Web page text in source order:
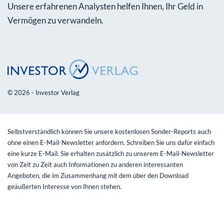
Unsere erfahrenen Analysten helfen Ihnen, Ihr Geld in
Vermögen zu verwandeln.
© 2026 - Investor Verlag
Selbstverständlich können Sie unsere kostenlosen Sonder-Reports auch
ohne einen E-Mail-Newsletter anfordern. Schreiben Sie uns dafür einfach
eine kurze E-Mail. Sie erhalten zusätzlich zu unserem E-Mail-Newsletter
von Zeit zu Zeit auch Informationen zu anderen interessanten
Angeboten, die im Zusammenhang mit dem über den Download
geäußerten Interesse von Ihnen stehen.